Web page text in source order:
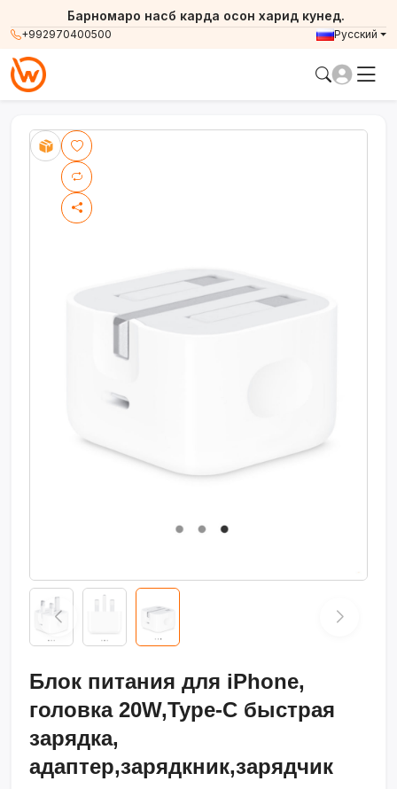
+992970400500
Барномаро насб карда осон харид кунед.
Русский
Блок питания для iPhone,
головка 20W,Type-C быстрая
зарядка,
адаптер,зарядкник,зарядчик